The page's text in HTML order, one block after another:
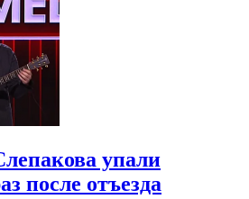
упали
после отъезда